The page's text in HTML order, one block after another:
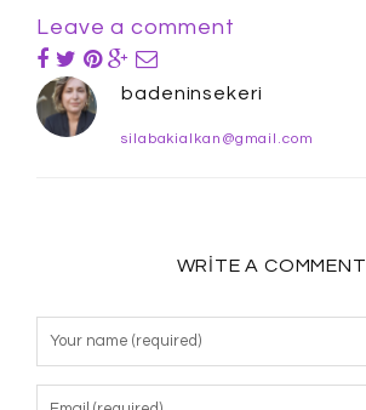
Leave a comment
badeninsekeri
silabakialkan@gmail.com
WRITE A COMMENT